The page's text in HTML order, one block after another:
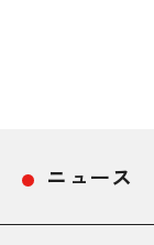
ニュース